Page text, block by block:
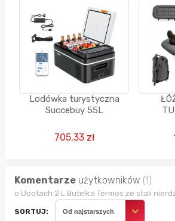
Lodówka turystyczna
Succebuy 55L
705.33 zł
Komentarze użytkowników (1)
o Uootach 2 L Butelka Termos ze stali
SORTUJ: Od najstarszych